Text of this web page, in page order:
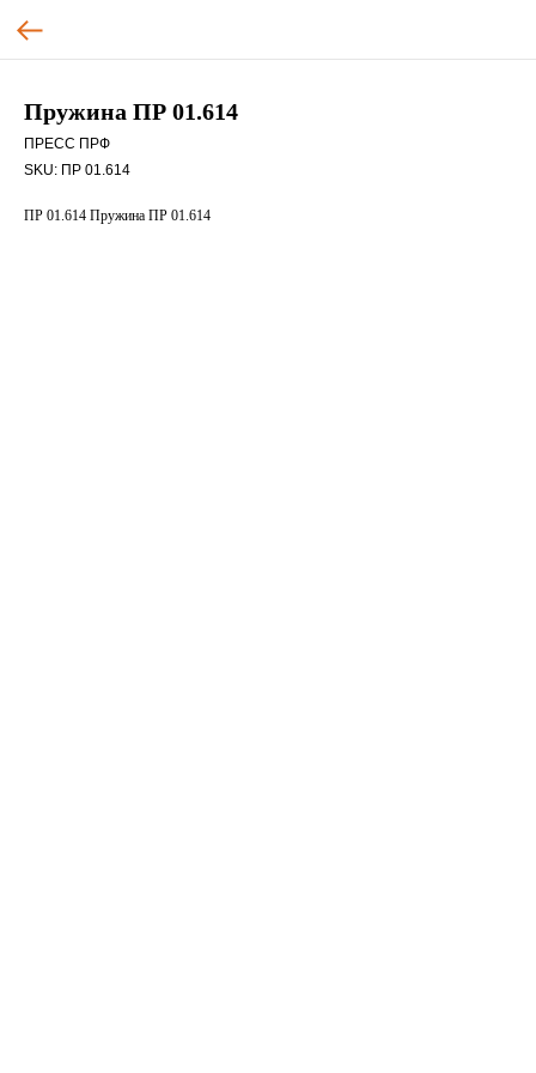
Пружина ПР 01.614
ПРЕСС ПРФ
SKU: ПР 01.614
ПР 01.614 Пружина ПР 01.614